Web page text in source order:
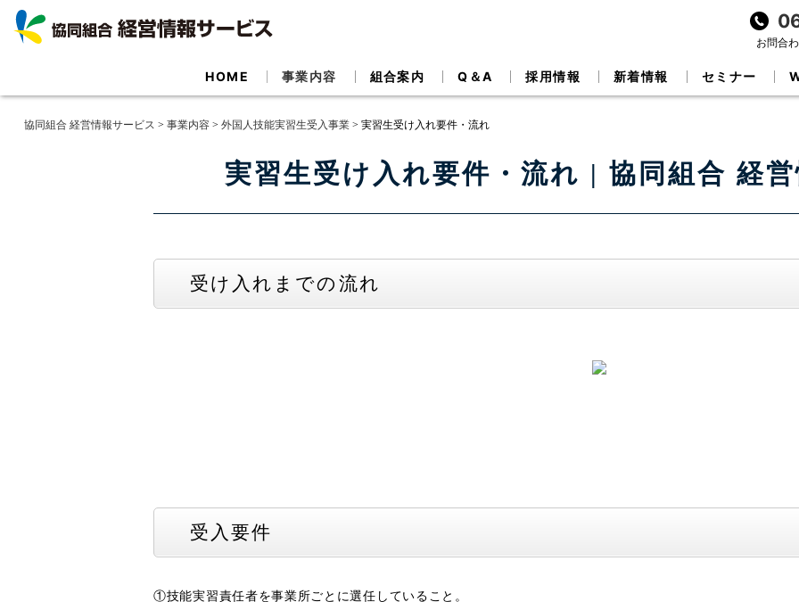
お問合
HOME 事業内容 組合案内 Q＆A 採用情報 新着情報 セミナー
協同組合 経営情報サービス > 事業内容> 外国人技能実習生受入事業> 実習生受け入れ要件・流れ
実習生受け入れ要件・流れ | 協同組合 経
受け入れまでの流れ
受入要件
①技能実習責任者を事業所ごとに選任していること。